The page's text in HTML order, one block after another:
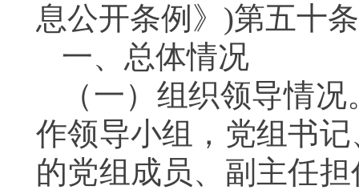
息公开条例》)第五十
一、总体情况
（一）组织领导情况
作领导小组，党组书
的党组成员、副主任